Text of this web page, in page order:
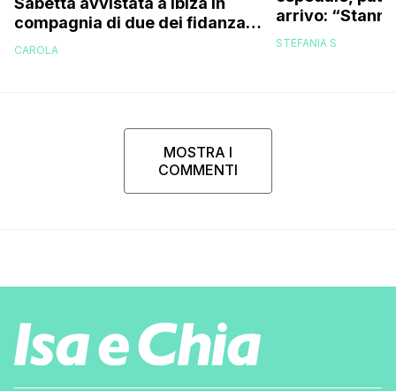
compagnia di due dei fidanzati
del reality: ecco chi
CAROLA
arrivo:
possibile per
STEFANIA S
MOSTRA I
COMMENTI